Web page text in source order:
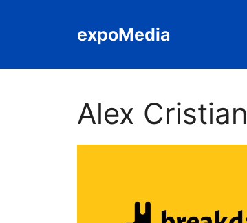
expoMedia
Alex Cristian